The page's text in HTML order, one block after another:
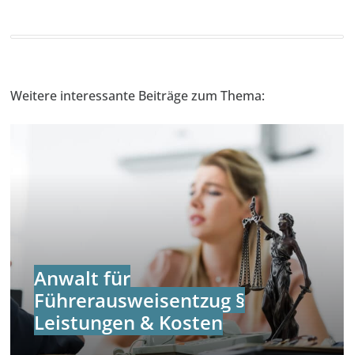
Weitere interessante Beiträge zum Thema:
Anwalt für
Führerausweisentzug §
Leistungen & Kosten